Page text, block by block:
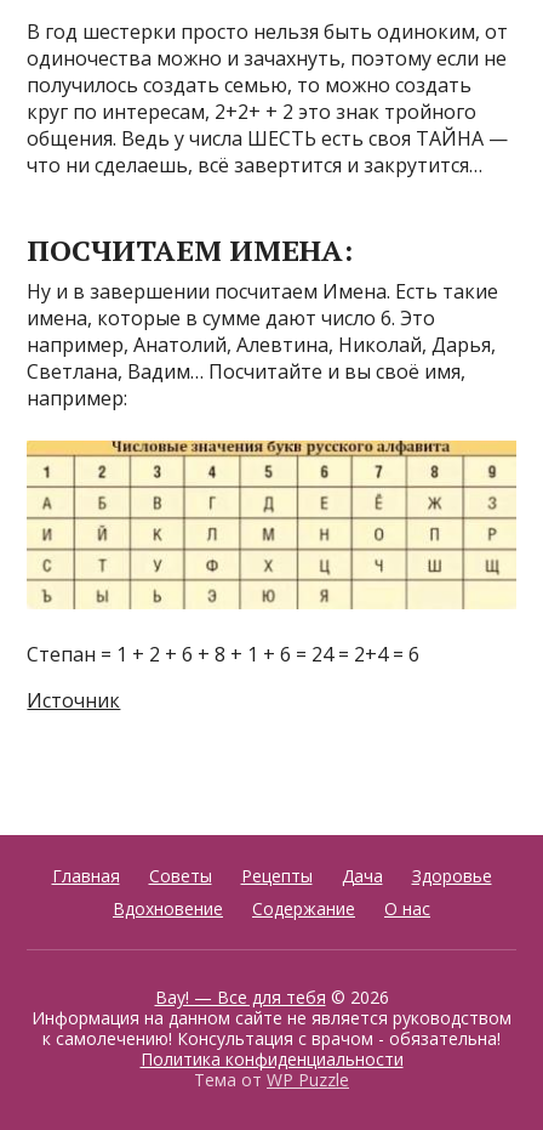
В год шестерки просто нельзя быть одиноким, от
одиночества можно и зачахнуть, поэтому если не
получилось создать семью, то можно создать
круг по интересам, 2+2+ + 2 это знак тройного
общения. Ведь у числа ШЕСТЬ есть своя ТАЙНА —
что ни сделаешь, всё завертится и закрутится…
ПОСЧИТАЕМ ИМЕНА:
Ну и в завершении посчитаем Имена. Есть такие
имена, которые в сумме дают число 6. Это
например, Анатолий, Алевтина, Николай, Дарья,
Светлана, Вадим… Посчитайте и вы своё имя,
например:
Степан = 1 + 2 + 6 + 8 + 1 + 6 = 24 = 2+4 = 6
Источник
Главная Советы Рецепты Дача
Здоровье
Вдохновение
Содержание О нас
Вау! — Все для тебя © 2026
Информация на данном сайте не является руководством
к самолечению! Консультация с врачом - обязательна!
Политика конфиденциальности
Тема от WP Puzzle